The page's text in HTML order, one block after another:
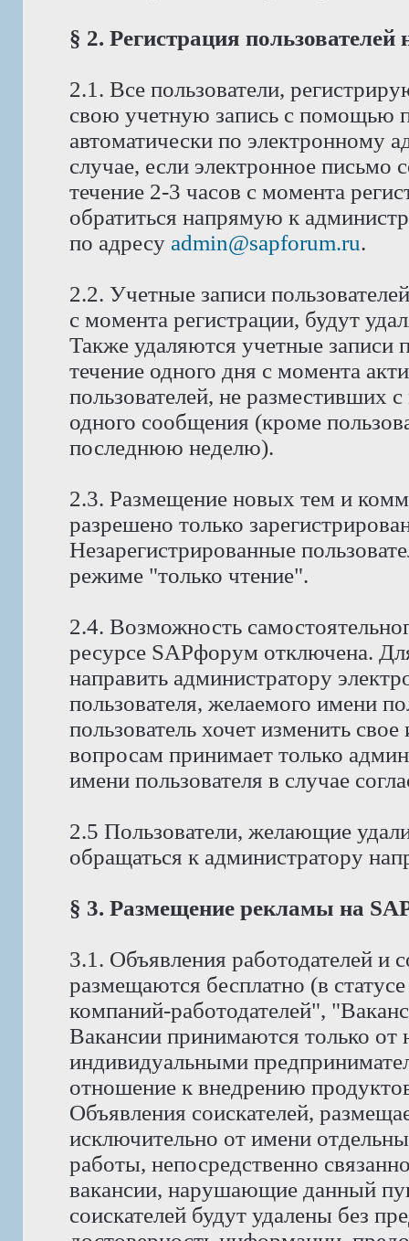
§ 2. Регистрация пользователей
2.1. Все пользователи,
свою учетную запись с помощью
автоматически по электронному
случае, если электронное письмо
течение 2-3 часов с момента
обратиться напрямую к
по адресу admin@sapforum.ru.
2.2. Учетные записи
с момента регистрации, будут
Также удаляются учетные записи
течение одного дня с момента
пользователей, не разместивших
одного сообщения (кроме
последнюю неделю).
2.3. Размещение новых тем и
разрешено только
Незарегистрированные
режиме "только чтение".
2.4. Возможность
ресурсе SAPфорум отключена.
направить администратору
пользователя, желаемого имени
пользователь хочет изменить
вопросам принимает только
имени пользователя в случае
2.5 Пользователи, желающие
обращаться к администратору
§ 3. Размещение рекламы на
3.1. Объявления работодателей и
размещаются бесплатно (в
компаний-работодателей",
Вакансии принимаются только
индивидуальными
отношение к внедрению
Объявления соискателей,
исключительно от имени
работы, непосредственно
вакансии, нарушающие данный
соискателей будут удалены без